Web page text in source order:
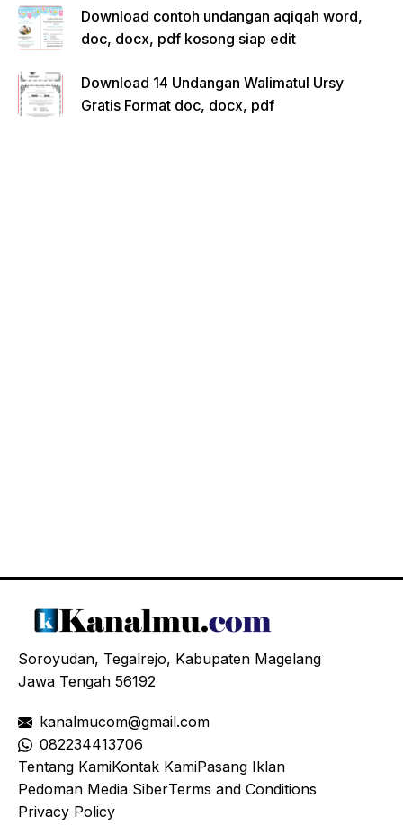
Download contoh undangan aqiqah word,
doc, docx, pdf kosong siap edit
Download 14 Undangan Walimatul Ursy
Gratis Format doc, docx, pdf
Soroyudan, Tegalrejo, Kabupaten Magelang
Jawa Tengah 56192
kanalmucom@gmail.com
082234413706
Tentang KamiKontak KamiPasang Iklan
Pedoman Media SiberTerms and Conditions
Privacy Policy